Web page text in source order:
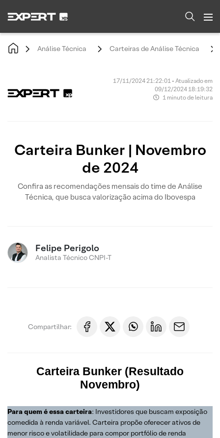
Análise Técnica Carteiras de Análise Técnica
17/11/2024 21:22:01 • Atualizado em
09/12/2024 18:19:32
1 minuto de leitura
Carteira Bunker | Novembro
de 2024
Confira as recomendações mensais do time de Análise
Técnica, que busca valorização acima do Ibovespa
Felipe Perigolo
Analista Técnico CNPI-T
Compartilhar:
Carteira Bunker (Resultado
Novembro)
Para quem é essa carteira: Investidores que buscam exposição
comedida à renda variável. Carteira propõe oferecer ativos de
menor risco e volatilidade para compor portfólio de renda